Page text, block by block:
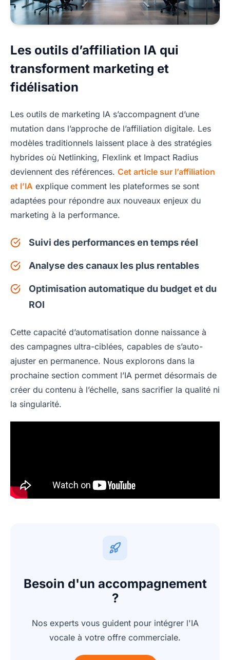
Les outils d’affiliation IA qui
transforment marketing et
fidélisation
Les outils de marketing IA s’accompagnent d’une
mutation dans l’approche de l’affiliation digitale. Les
modèles traditionnels laissent place à des stratégies
hybrides où Netlinking, Flexlink et Impact Radius
deviennent des références. Cet article sur l’affiliation
et l’IA explique comment les plateformes se sont
adaptées pour répondre aux nouveaux enjeux du
marketing à la performance.
Suivi des performances en temps réel
Analyse des canaux les plus rentables
Optimisation automatique du budget et du
ROI
Cette capacité d’automatisation donne naissance à
des campagnes ultra-ciblées, capables de s’auto-
ajuster en permanence. Nous explorons dans la
prochaine section comment l’IA permet désormais de
créer du contenu à l’échelle, sans sacrifier la qualité ni
la singularité.
Besoin d'un accompagnement
?
Nos experts vous guident pour intégrer l'IA
vocale à votre offre commerciale.